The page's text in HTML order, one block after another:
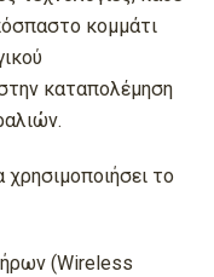
κομμάτι
καταπολέμηση
χρησιμοποιήσει το
(Wireless